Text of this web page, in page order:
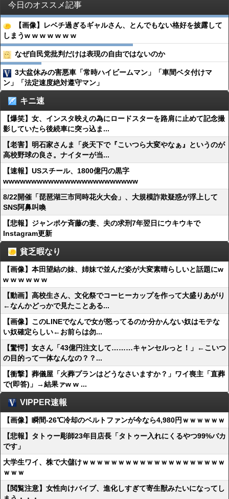
今日のオススメ記事
【画像】レベチ過ぎるギャルさん、とんでもない格好を披露して
しまうw w w w w w w
なぜ自民党批判だけは表現の自由ではないのか
3大盆休みの害悪車「常時ハイビームマン」「車間ベタ付けマ
ン」「法定速度絶対遵守マン」
キニ速
【爆笑】女、インスタ映えの為にロードスターを路肩に止めて記念撮
影していたら後続車に突っ込ま...
【老害】明石家さんま「炎天下で『こいつら大変やなぁ』というのが
高校野球の良さ。ナイターが当...
【速報】USスチール、1800億円の黒字
wwwwwwwwwwwwwwwwwwwwwwww
8/22開催「琵琶湖三市同時花火大会」、大規模詐欺疑惑が浮上して
SNS阿鼻叫喚
【悲報】ジャンポケ斉藤の妻、夫の求刑7年翌日にウキウキで
Instagram更新
貧乏暇なり
【画像】本田望結の妹、姉妹で並んだ姿が大変素晴らしいと話題にw
w w w w w w
【動画】高校生さん、文化祭でコーヒーカップを作って大盛りあがり
←なんかどっかで見たことある...
【画像】このLINEでなんで女が怒ってるのか分かんない奴はモテな
い奴確定らしい←お前らは勿...
【驚愕】女さん「43億円注文して………キャンセルっと！」←こいつ
の目的って一体なんなの？？...
【衝撃】葬儀屋「火葬プランはどうなさいますか？」ワイ喪主「直葬
で(即答)」→結果ァw w ...
VIPPER速報
【画像】瞬間-26℃冷却のベルトファンが今なら4,980円ｗｗｗｗｗｗ
【悲報】タトゥー彫師23年目店長「タトゥー入れにくるやつ99%バカ
です」
大学生ワイ、株で大儲けｗｗｗｗｗｗｗｗｗｗｗｗｗｗｗｗｗｗｗｗ
ｗｗｗ
【閲覧注意】女性向けバイブ、進化しすぎて寄生獣みたいになってし